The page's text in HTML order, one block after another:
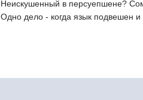
Неискушенный в персуепшене?
Одно дело - когда язык подвешен